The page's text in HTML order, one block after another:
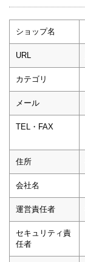
ショップ名
URL
カテゴリ
メール
TEL・FAX
住所
会社名
運営責任者
セキュリティ責
任者